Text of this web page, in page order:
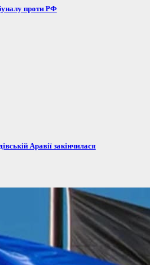
проти РФ
Аравії закінчилася